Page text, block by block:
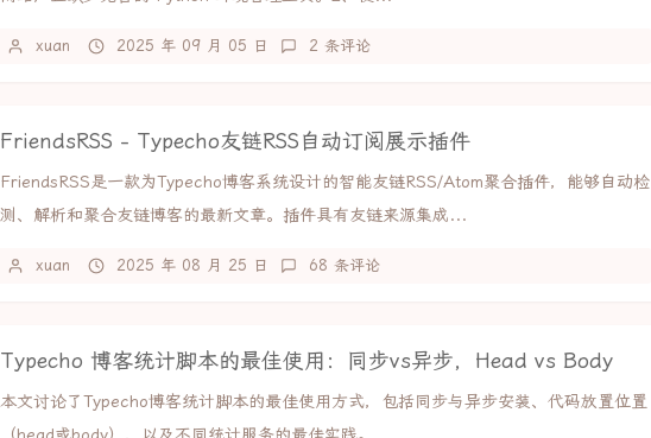
xuan 2025 年 09 月 05 日 2 条评论
FriendsRSS - Typecho友链RSS自动订阅展示插件
FriendsRSS是一款为Typecho博客系统设计的智能友链RSS/Atom聚合插件，能够自动检
测、解析和聚合友链博客的最新文章。插件具有友链来源集成...
xuan 2025 年 08 月 25 日 68 条评论
Typecho 博客统计脚本的最佳使用：同步vs异步，Head vs Body
本文讨论了Typecho博客统计脚本的最佳使用方式，包括同步与异步安装、代码放置位置